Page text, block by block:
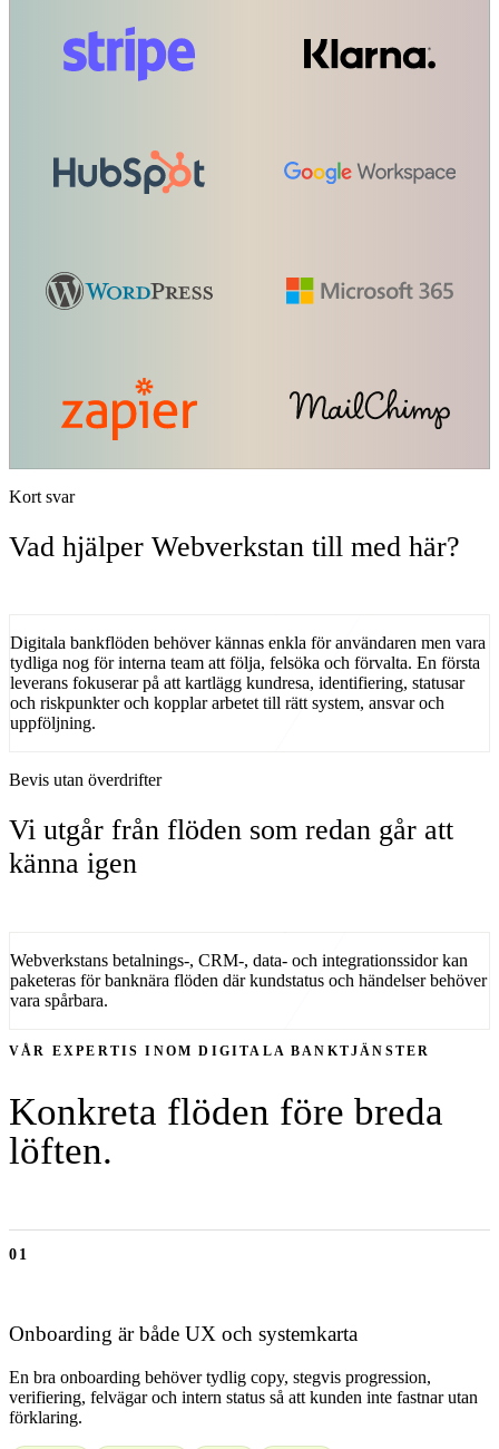
Kort svar
Vad hjälper Webverkstan till med här?
Digitala bankflöden behöver kännas enkla för användaren men vara
tydliga nog för interna team att följa, felsöka och förvalta. En första
leverans fokuserar på att kartlägg kundresa, identifiering, statusar
och riskpunkteroch kopplar arbetet till rätt system, ansvar och
uppföljning.
Bevis utan överdrifter
Vi utgår från flöden som redan går att
känna igen
Webverkstans betalnings-, CRM-, data- och integrationssidor kan
paketeras för banknära flöden där kundstatus och händelser behöver
vara spårbara.
VÅR EXPERTIS INOMDIGITALA BANKTJÄNSTER
Konkreta flöden före breda
löften.
01
Onboarding är både UX och systemkarta
En bra onboarding behöver tydlig copy, stegvis progression,
verifiering, felvägar och intern status så att kunden inte fastnar utan
förklaring.